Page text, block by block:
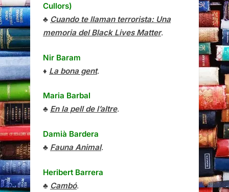
Cullors)
♣ Cuando te llaman terrorista: Una
memoria del Black Lives Matter.
Nir Baram
♦ La bona gent.
Maria Barbal
♣ En la pell de l’altre.
Damià Bardera
♣ Fauna Animal.
Heribert Barrera
♣ Cambó.